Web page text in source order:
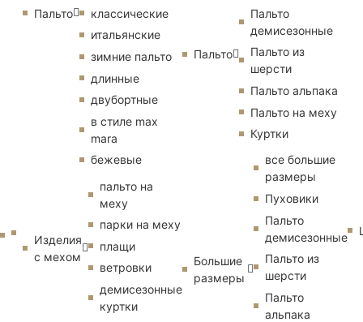
Пальто
классические
итальянские
зимние пальто
длинные
двубортные
в стиле max
mara
бежевые
Изделия
с мехом
пальто на
меху
парки на меху
плащи
ветровки
демисезонные
куртки
Пальто
Пальто
демисезонные
Пальто из
шерсти
Пальто альпака
Пальто на меху
Куртки
Большие
размеры
все большие
размеры
Пуховики
Пальто
демисезонные
Пальто из
шерсти
Пальто
альпака